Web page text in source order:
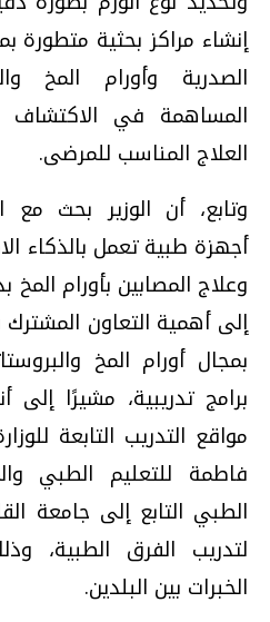
إنشاء مراكز بحثية متطورة
الصدرية وأورام المخ
المساهمة في الاكتشاف
العلاج المناسب للمرضى.
وتابع، أن الوزير بحث مع
أجهزة طبية تعمل بالذكاء
وعلاج المصابين بأورام
إلى أهمية التعاون المشترك
بمجال أورام المخ
برامج تدريبية، مشيرًا
مواقع التدريب التابعة
فاطمة للتعليم الطبي
الطبي التابع إلى جامعة
لتدريب الفرق الطبية،
الخبرات بين البلدين.